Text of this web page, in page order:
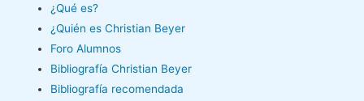
¿Qué es?
¿Quién es Christian Beyer
Foro Alumnos
Bibliografía Christian Beyer
Bibliografía recomendada